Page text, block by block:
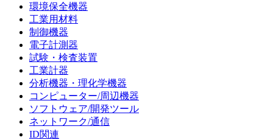
環境保全機器
工業用材料
制御機器
電子計測器
試験・検査装置
工業計器
分析機器・理化学機器
コンピューター/周辺機器
ソフトウェア/開発ツール
ネットワーク/通信
ID関連